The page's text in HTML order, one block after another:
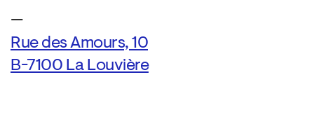
—
Rue des Amours, 10
B-7100 La Louvière